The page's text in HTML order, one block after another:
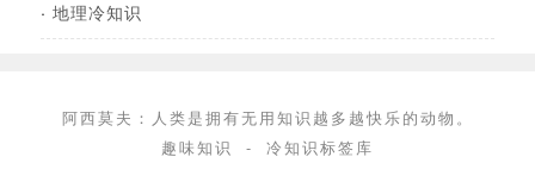
· 地理冷知识
阿西莫夫：人类是拥有无用知识越多越快乐的动物。
趣味知识
- 冷知识标签库